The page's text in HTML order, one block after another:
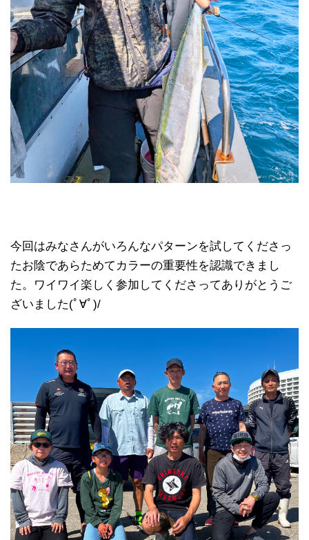
今回はみなさんがいろんなパターンを試してくださっ
たお陰であらためてカラーの重要性を認識できまし
た。ワイワイ楽しく参加してくださってありがとうご
ざいました(ﾟ∀ﾟ)/